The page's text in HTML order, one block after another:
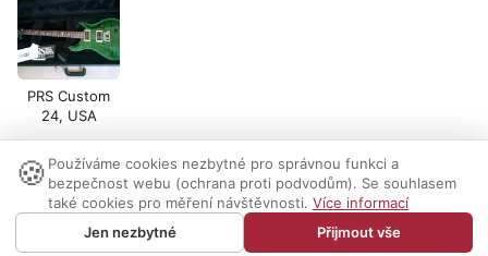
PRS Custom
24, USA
Nastavení cookies | Vzhled:světlý tmavý | Kontakt
© 1999-2026 AUDIO PARTNER s.r.o.
🍪 Používáme cookies nezbytné pro správnou funkci a
bezpečnost webu (ochrana proti podvodům). Se souhlasem
také cookies pro měření návštěvnosti. Více informací
Jen nezbytné
Přijmout vše